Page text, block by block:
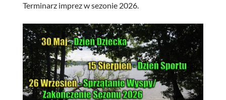
Terminarz imprez w sezonie 2026.